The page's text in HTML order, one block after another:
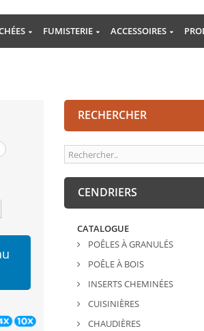
FUMISTERIE ACCESSOIRES
RECHERCHER
CENDRIERS
CATALOGUE
POÊLES À GRANULÉS
POÊLE À BOIS
INSERTS CHEMINÉES
CUISINIÈRES
CHAUDIÈRES